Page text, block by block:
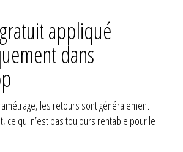
appliqué
dans
les retours sont généralement
ce qui n’est pas toujours rentable pour le